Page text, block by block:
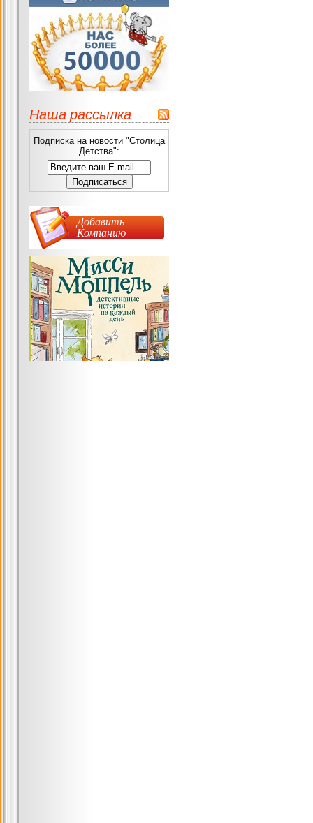
Наша рассылка
Подписка на новости "Столица
Детства":
Добавить
Компанию